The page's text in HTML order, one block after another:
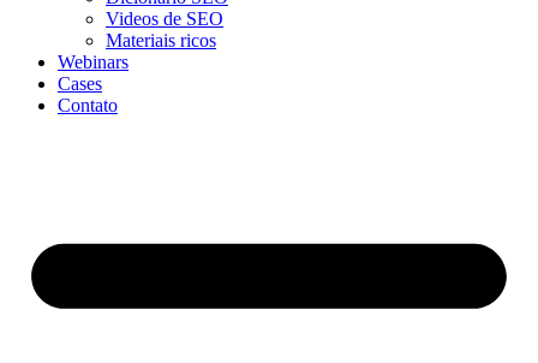
Videos de SEO
Materiais ricos
Webinars
Cases
Contato